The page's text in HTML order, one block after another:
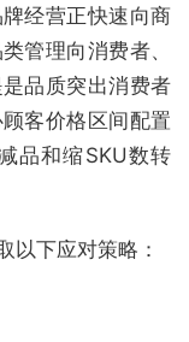
经营正快速向商
管理向消费者、
品质突出消费者
客价格区间配置
品和缩SKU数转
以下应对策略：